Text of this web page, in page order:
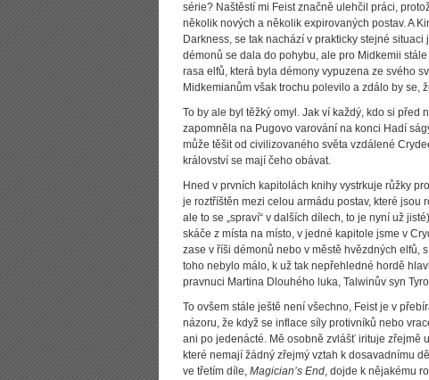
série? Naštěstí mi Feist značně ulehčil práci,
několik nových a několik expirovaných postav. A
Darkness, se tak nachází v prakticky stejné
démonů se dala do pohybu, ale pro Midkemii
rasa elfů, která byla démony vypuzena ze svého
Midkemianům však trochu polevilo a zdálo by se,
To by ale byl těžký omyl. Jak ví každý, kdo si
zapomněla na Pugovo varování na konci Hadí
může těšit od civilizovaného světa vzdálené
království se mají čeho obávat.
Hned v prvních kapitolách knihy vystrkuje růžky
je roztříštěn mezi celou armádu postav, které jsou
ale to se „spraví“ v dalších dílech, to je nyní už
skáče z místa na místo, v jedné kapitole jsme v
zase v říši démonů nebo v městě hvězdných elfů,
toho nebylo málo, k už tak nepřehledné hordě
pravnuci Martina Dlouhého luka, Talwinův syn
To ovšem stále ještě není všechno, Feist je v
názoru, že když se inflace síly protivníků nebo
ani po jedenácté. Mě osobně zvlášť irituje zřejmě
které nemají žádný zřejmý vztah k dosavadnímu
ve třetím díle, Magician’s End, dojde k nějakému